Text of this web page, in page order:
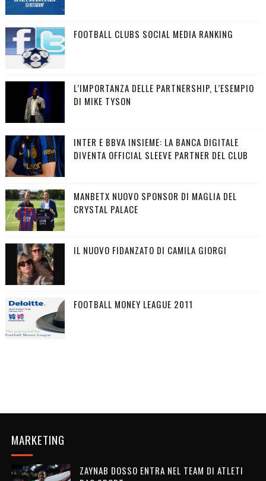
FOOTBALL CLUBS SOCIAL MEDIA RANKING
L’IMPORTANZA DELLE PARTNERSHIP, L’ESEMPIO
DI MIKE TYSON
INTER E BBVA INSIEME: LA BANCA DIGITALE
DIVENTA OFFICIAL SLEEVE PARTNER DEL CLUB
MANBETX NUOVO SPONSOR DI MAGLIA DEL
CRYSTAL PALACE
IL NUOVO FIDANZATO DI CAMILA GIORGI
FOOTBALL MONEY LEAGUE 2011
MARKETING
ZAYNAB DOSSO ENTRA NEL TEAM DI ATLETI